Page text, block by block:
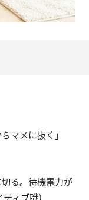
マメに抜く」
る。待機電力が
ィブ職）